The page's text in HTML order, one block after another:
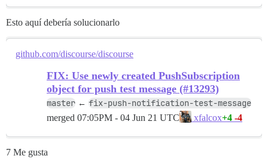
Esto aquí debería solucionarlo
github.com/discourse/discourse
FIX: Use newly created PushSubscription
object for push test message (#13293)
master ← fix-push-notification-test-message
merged 07:05PM - 04 Jun 21 UTC xfalcox+4 -4
7 Me gusta